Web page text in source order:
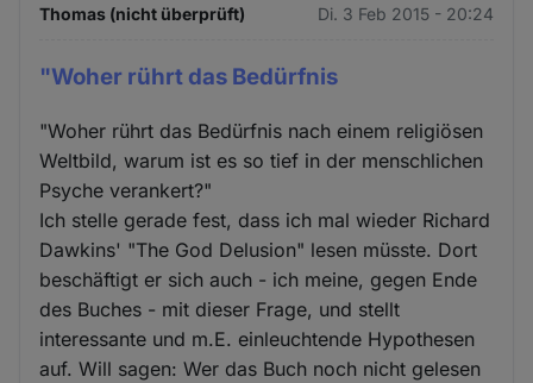
Thomas (nicht überprüft) Di. 3 Feb 2015 - 20:24
"Woher rührt das Bedürfnis
"Woher rührt das Bedürfnis nach einem religiösen
Weltbild, warum ist es so tief in der menschlichen
Psyche verankert?"
Ich stelle gerade fest, dass ich mal wieder Richard
Dawkins' "The God Delusion" lesen müsste. Dort
beschäftigt er sich auch - ich meine, gegen Ende
des Buches - mit dieser Frage, und stellt
interessante und m.E. einleuchtende Hypothesen
auf. Will sagen: Wer das Buch noch nicht gelesen